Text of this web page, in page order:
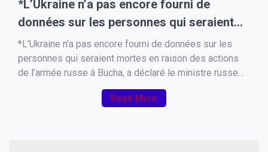
*L’Ukraine n’a pas encore fourni de
données sur les personnes qui seraient
mortes en raison des actions de l’armée
russe à Bucha,
*L’Ukraine n’a pas encore fourni de données sur les
personnes qui seraient mortes en raison des actions
de l’armée russe à Bucha, a déclaré le ministre russe
des Affaires étrangères Sergueï Lavrov. « Une
provocation bien connue à Bucha – c’était fin mars.*
Read More